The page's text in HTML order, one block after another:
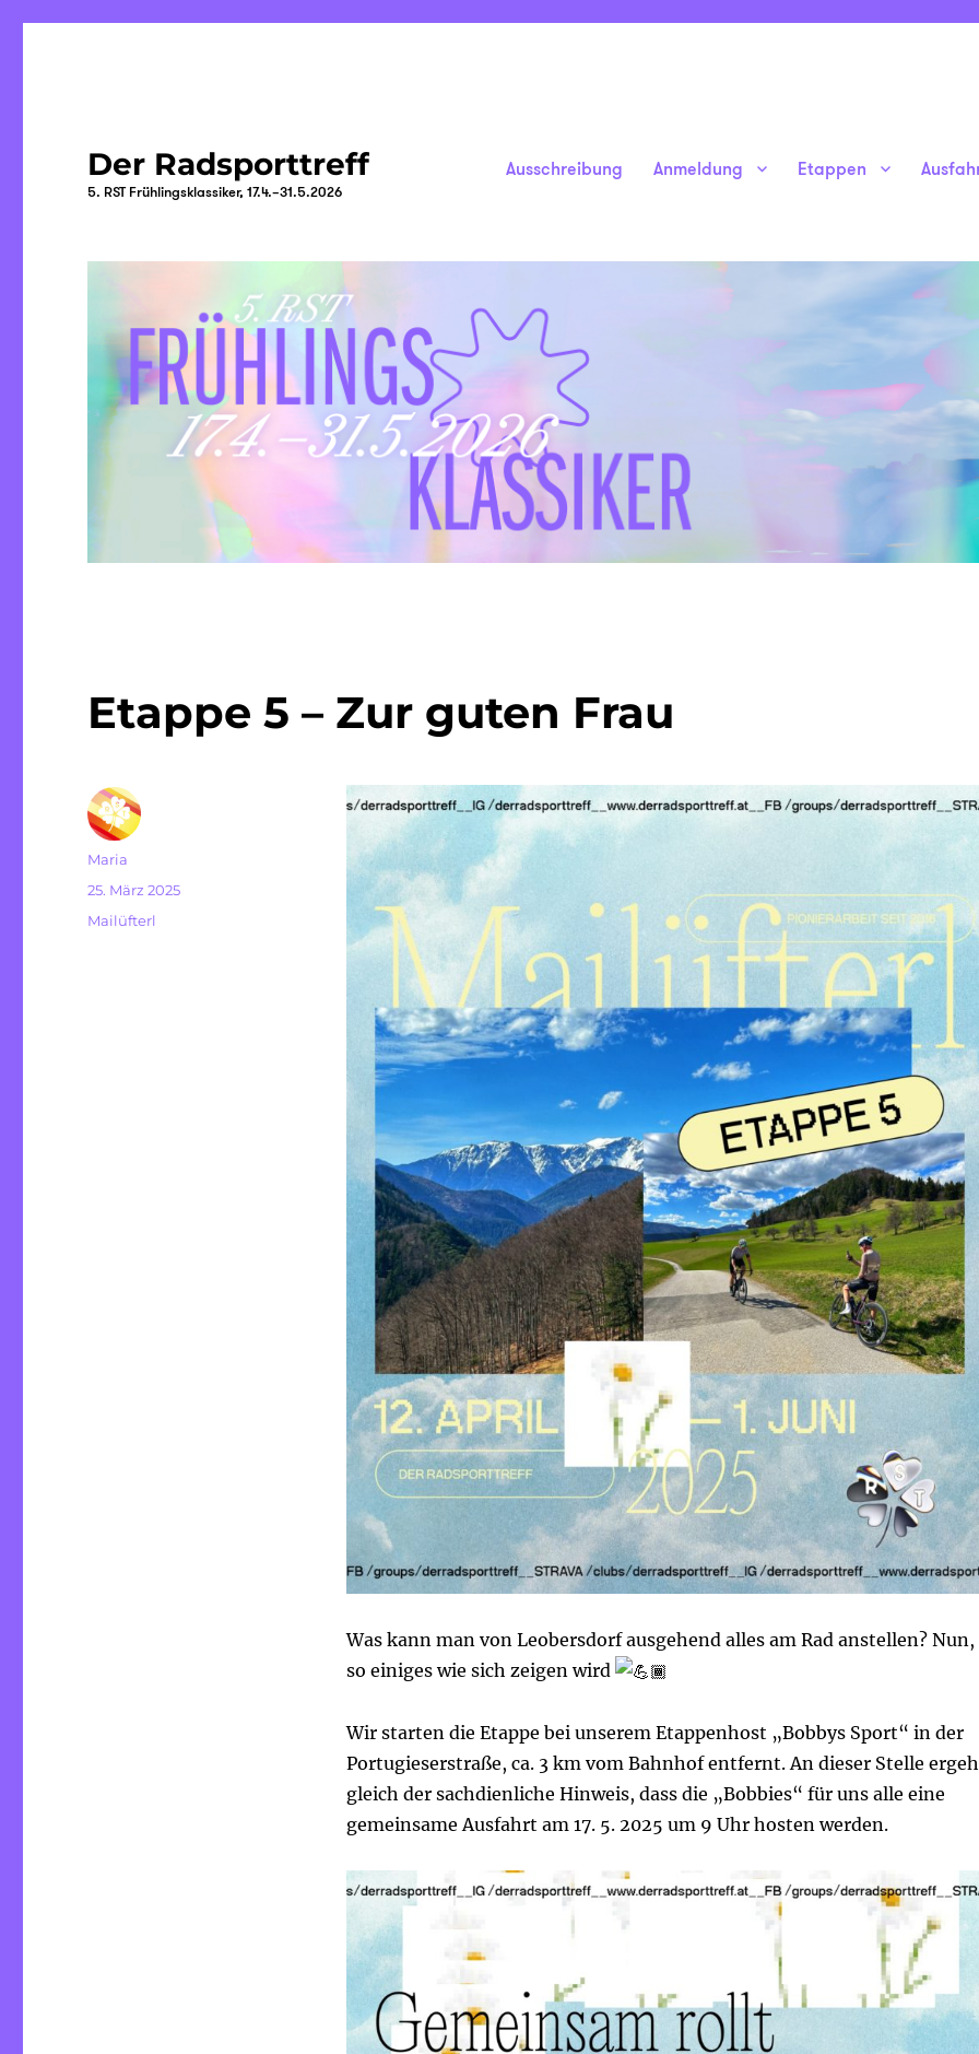
Der Radsporttreff
5. RST Frühlingsklassiker, 17.4.–31.5.2026
Ausschreibung Anmeldung Etappen
Etappe 5 – Zur guten Frau
Was kann man von Leobersdorf ausgehend alles am Rad anstellen? Nun,
so einiges wie sich zeigen wird
Wir starten die Etappe bei unserem Etappenhost „Bobbys Sport“ in der
Portugieserstraße, ca. 3 km vom Bahnhof entfernt. An dieser Stelle
gleich der sachdienliche Hinweis, dass die „Bobbies“ für uns alle eine
gemeinsame Ausfahrt am 17. 5. 2025 um 9 Uhr hosten werden.
Autor
Maria
Veröffentlicht
am
25. März 2025
Kategorien
Mailüfterl